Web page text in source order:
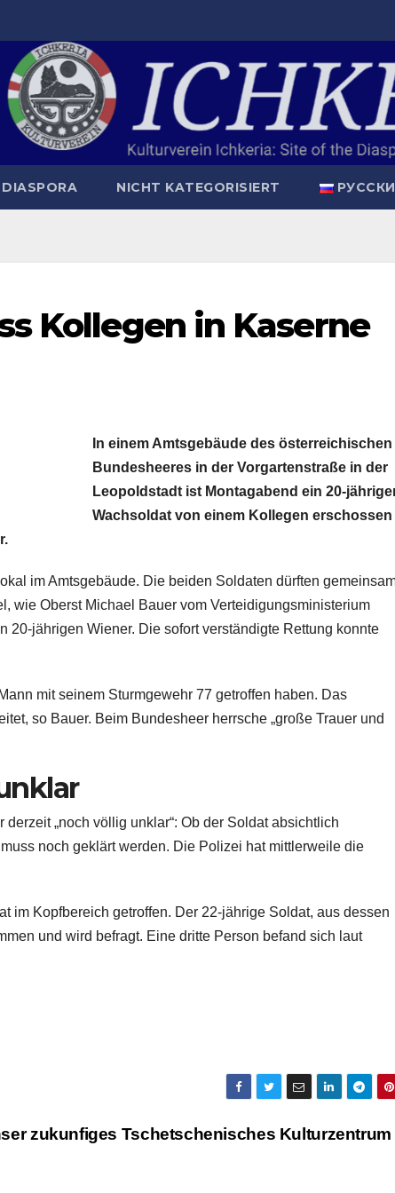
DIASPORA NICHT KATEGORISIERT
Kollegen in Kaserne
In einem Amtsgebäude des österreichischen
Bundesheeres in der Vorgartenstraße in der
Leopoldstadt ist Montagabend ein 20-
Wachsoldat von einem Kollegen erschossen
im Amtsgebäude. Die beiden Soldaten dürften
wie Oberst Michael Bauer vom Verteidigungsministerium
20-jährigen Wiener. Die sofort verständigte Rettung konnte
mit seinem Sturmgewehr 77 getroffen haben. Das
so Bauer. Beim Bundesheer herrsche „große Trauer und
„noch völlig unklar“: Ob der Soldat absichtlich
noch geklärt werden. Die Polizei hat mittlerweile die
im Kopfbereich getroffen. Der 22-jährige Soldat, aus dessen
und wird befragt. Eine dritte Person befand sich laut
zukunfiges Tschetschenisches Kulturzentrum